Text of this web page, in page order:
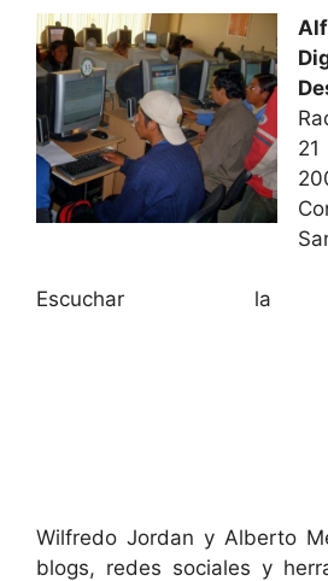
Escuchar la
Wilfredo Jordan y Alberto
blogs, redes sociales y